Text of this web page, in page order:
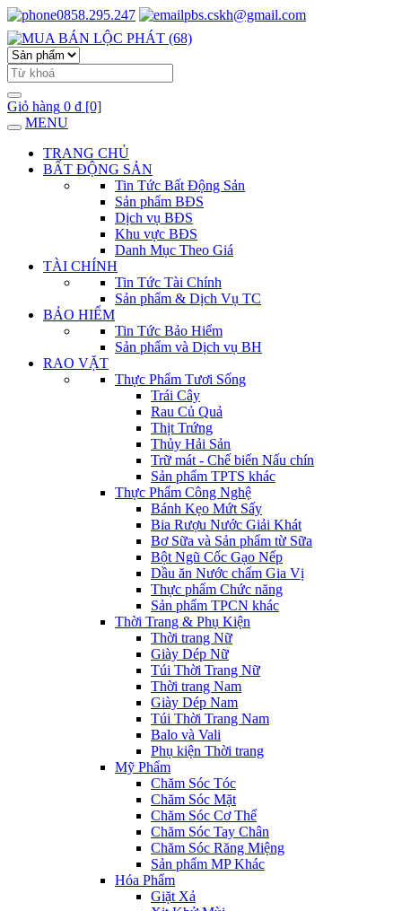
0858.295.247 pbs.cskh@gmail.com
Giỏ hàng 0 đ [0]
MENU
TRANG CHỦ
BẤT ĐỘNG SẢN
Tin Tức Bất Động Sản
Sản phẩm BĐS
Dịch vụ BĐS
Khu vực BĐS
Danh Mục Theo Giá
TÀI CHÍNH
Tin Tức Tài Chính
Sản phẩm & Dịch Vụ TC
BẢO HIỂM
Tin Tức Bảo Hiểm
Sản phẩm và Dịch vụ BH
RAO VẶT
Thực Phẩm Tươi Sống
Trái Cây
Rau Củ Quả
Thịt Trứng
Thủy Hải Sản
Trữ mát - Chế biến Nấu chín
Sản phẩm TPTS khác
Thực Phẩm Công Nghệ
Bánh Kẹo Mứt Sấy
Bia Rượu Nước Giải Khát
Bơ Sữa và Sản phẩm từ Sữa
Bột Ngũ Cốc Gạo Nếp
Dầu ăn Nước chấm Gia Vị
Thực phẩm Chức năng
Sản phẩm TPCN khác
Thời Trang & Phụ Kiện
Thời trang Nữ
Giày Dép Nữ
Túi Thời Trang Nữ
Thời trang Nam
Giày Dép Nam
Túi Thời Trang Nam
Balo và Vali
Phụ kiện Thời trang
Mỹ Phẩm
Chăm Sóc Tóc
Chăm Sóc Mặt
Chăm Sóc Cơ Thể
Chăm Sóc Tay Chân
Chăm Sóc Răng Miệng
Sản phẩm MP Khác
Hóa Phẩm
Giặt Xả